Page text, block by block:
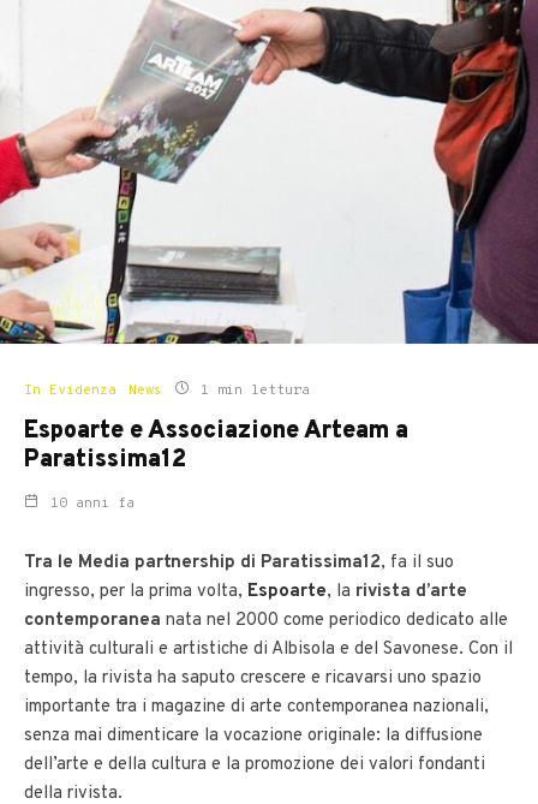
In Evidenza News 1 min lettura
Espoarte e Associazione Arteam a
Paratissima12
10 anni fa
Tra le Media partnership di Paratissima12, fa il suo
ingresso, per la prima volta, Espoarte, la rivista d’arte
contemporanea nata nel 2000 come periodico dedicato alle
attività culturali e artistiche di Albisola e del Savonese. Con il
tempo, la rivista ha saputo crescere e ricavarsi uno spazio
importante tra i magazine di arte contemporanea nazionali,
senza mai dimenticare la vocazione originale: la diffusione
dell’arte e della cultura e la promozione dei valori fondanti
della rivista.